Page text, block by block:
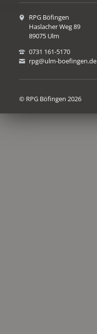
RPG Böfingen
Haslacher Weg 89
89075 Ulm
0731 161-5170
rpg@ulm-boefingen.de
© RPG Böfingen 2026